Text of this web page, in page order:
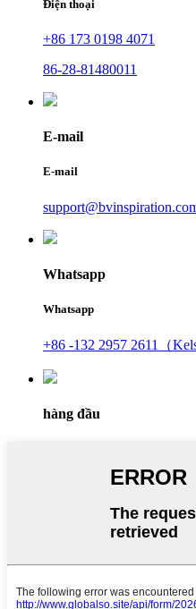
Điện thoại
+86 173 0198 4071
86-28-81480011
E-mail
E-mail
Whatsapp
Whatsapp
+86 -132 2957 2611（
hàng đầu